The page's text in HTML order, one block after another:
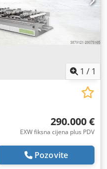
1 / 1
290.000 €
EXW fiksna cijena plus PDV
Pozovite